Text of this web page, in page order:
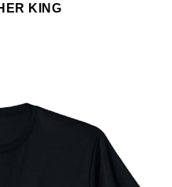
KING